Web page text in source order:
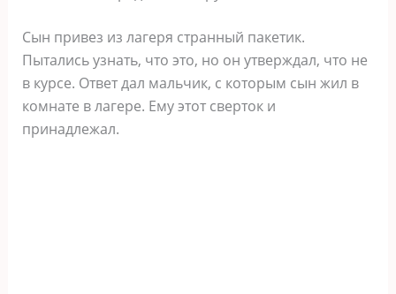
Сын привез из лагеря странный пакетик.
Пытались узнать, что это, но он утверждал, что не
в курсе. Ответ дал мальчик, с которым сын жил в
комнате в лагере. Ему этот сверток и
принадлежал.